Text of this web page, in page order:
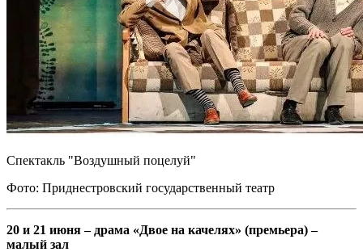
Спектакль "Воздушный поцелуй"
Фото: Приднестровский государственный театр
20 и 21 июня – драма «Двое на качелях» (премьера) –
малый зал